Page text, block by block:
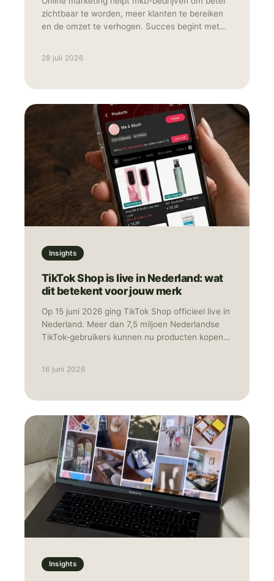
zichtbaar te worden, meer klanten te bereiken
en de omzet te verhogen. Succes begint met
advertenties, social media en e-mailmarketing.
28 juli 2026
Insights
TikTok Shop is live in Nederland: wat
dit betekent voor jouw merk
Op 15 juni 2026 ging TikTok Shop officieel live in
Nederland. Meer dan 7,5 miljoen Nederlandse
TikTok-gebruikers kunnen nu producten kopen
scherm. Tegelijk met Nederland lanceerde
Daarmee is het platform nu actief in negen
Europese landen. Social commerce, waarbij
winkelen en social media samenkomen in één
omgeving, is daarmee geen toekomstmuziek
meer, maar gewoon realiteit. In deze blog
leggen we uit hoe TikTok Shop werkt, wat de
kansen zijn voor Nederlandse merken en hoe je
als merk of marketeer snel kunt instappen.
16 juni 2026
Insights